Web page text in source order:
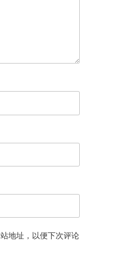
地址，以便下次评论